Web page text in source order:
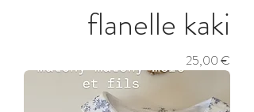
flanelle kaki
Prix
25,00 €